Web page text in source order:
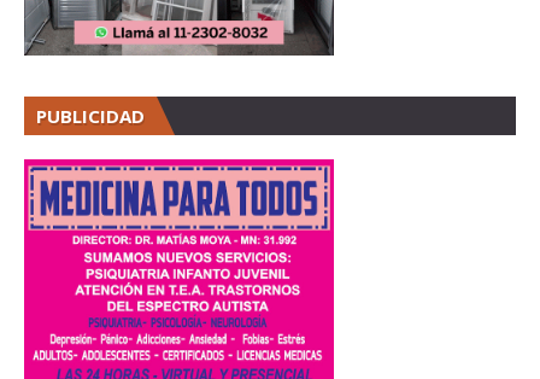
PUBLICIDAD